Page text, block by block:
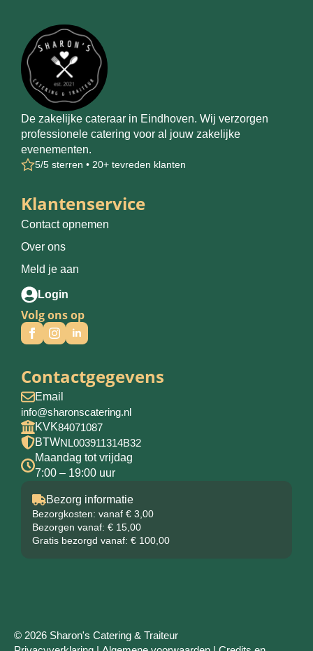
De zakelijke cateraar in Eindhoven. Wij verzorgen
professionele catering voor al jouw zakelijke
evenementen.
5/5 sterren • 20+ tevreden klanten
Klantenservice
Contact opnemen
Over ons
Meld je aan
Login
Volg ons op
Contactgegevens
Email
info@sharonscatering.nl
KVK84071087
BTWNL003911314B32
Maandag tot vrijdag
7:00 – 19:00 uur
Bezorg informatie
Bezorgkosten: vanaf € 3,00
Bezorgen vanaf: € 15,00
Gratis bezorgd vanaf: € 100,00
© 2026 Sharon's Catering & Traiteur